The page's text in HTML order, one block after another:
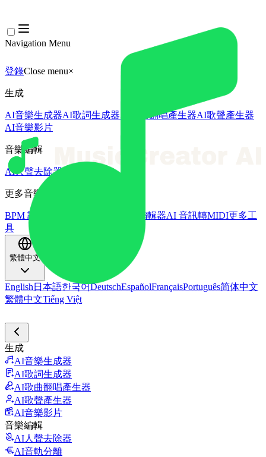
Navigation Menu
登錄Close menu×
生成
AI音樂生成器AI歌詞生成器 AI歌曲翻唱產生器AI歌聲產生器
AI音樂影片
音樂編輯
AI人聲去除器
更多音樂工具
BPM 計算機 AI MIDI編輯器AI 音訊轉MIDI更多工
具
繁體中文
English 日本語한국어DeutschEspañolFrançaisPortuguês简体中文
繁體中文Tiếng Việt
生成
AI音樂生成器
AI歌詞生成器
AI歌曲翻唱產生器
AI歌聲產生器
AI音樂影片
音樂編輯
AI人聲去除器
AI音軌分離